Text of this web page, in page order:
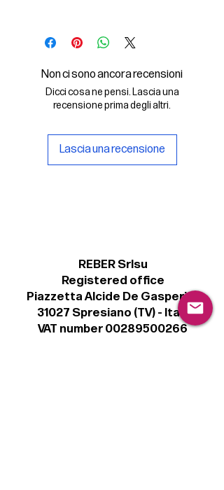
- le immagini descritte in formato
- la licenza d'uso delle grafiche
Il File SVG è compatibile con Adobe,
Cricut Design, Cricut
Procreate e Affinity
Non ci sono ancora recensioni
Dicci cosa ne pensi. Lascia una
recensione prima degli altri.
Lascia una recensione
REBER Srlsu
Registered office
Piazzetta Alcide De Gasperi, 3
31027 Spresiano (TV) - Italy
VAT number 00289500266